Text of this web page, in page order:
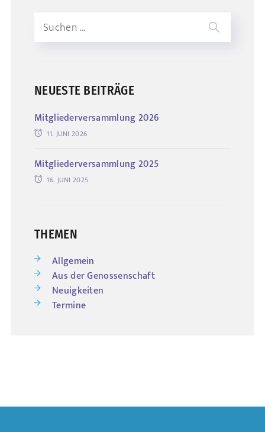
NEUESTE BEITRÄGE
Mitgliederversammlung 2026
11. JUNI 2026
Mitgliederversammlung 2025
16. JUNI 2025
THEMEN
Allgemein
Aus der Genossenschaft
Neuigkeiten
Termine